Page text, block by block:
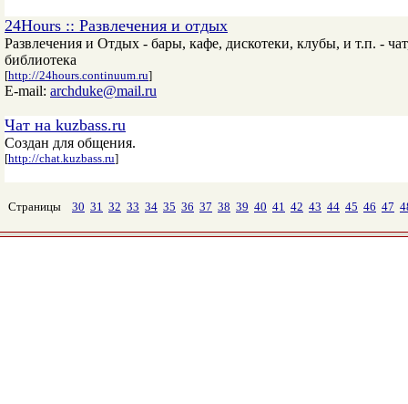
24Hours :: Развлечения и отдых
Развлечения и Отдых - бары, кафе, дискотеки, клубы, и т.п. -
библиотека
[http://24hours.continuum.ru]
E-mail: archduke@mail.ru
Чат на kuzbass.ru
Создан для общения.
[http://chat.kuzbass.ru]
Страницы 30 31 32 33 34 35 36 37 38 39 40 41 42 43 44 45 46 47